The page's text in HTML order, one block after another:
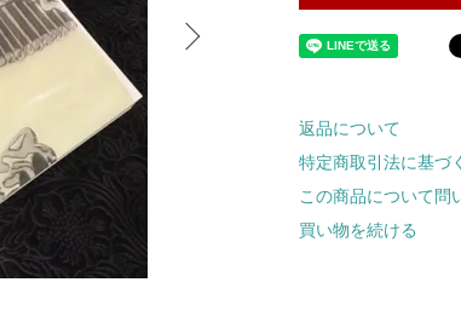
返品について
特定商取引法に基づ
この商品について問
買い物を続ける